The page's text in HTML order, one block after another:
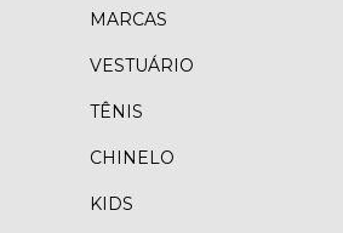
MARCAS
VESTUÁRIO
TÊNIS
CHINELO
KIDS